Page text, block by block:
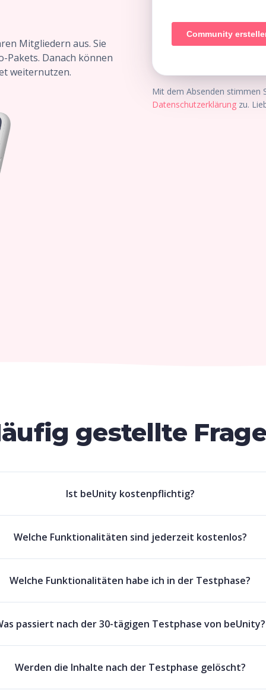
Mitgliedern aus. Sie
Pakets. Danach können
weiternutzen.
Mit dem Absenden stimmen
Datenschutzerklärung zu.
gestellte
Ist beUnity kostenpflichtig?
Welche Funktionalitäten sind jederzeit kostenlos?
Welche Funktionalitäten habe ich in der Testphase?
passiert nach der 30-tägigen Testphase von beUnity?
Werden die Inhalte nach der Testphase gelöscht?